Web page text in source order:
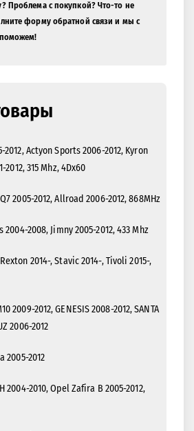
Проблема с покупкой? Что-то не
форму обратной связи и мы с
2012, Actyon Sports 2006-2012, Kyron
2012, 315 Mhz, 4Dx60
2005-2012, Allroad 2006-2012, 868MHz
2008, Jimny 2005-2012, 433 Mhz
2014-, Stavic 2014-, Tivoli 2015-,
2009-2012, GENESIS 2008-2012, SANTA
2006-2012
2005-2012
2004-2010, Opel Zafira B 2005-2012,